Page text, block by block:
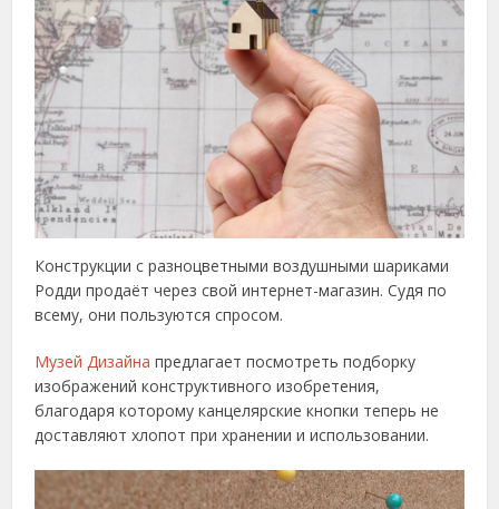
Конструкции с разноцветными воздушными шариками
Родди продаёт через свой интернет-магазин. Судя по
всему, они пользуются спросом.
Музей Дизайна предлагает посмотреть подборку
изображений конструктивного изобретения,
благодаря которому канцелярские кнопки теперь не
доставляют хлопот при хранении и использовании.